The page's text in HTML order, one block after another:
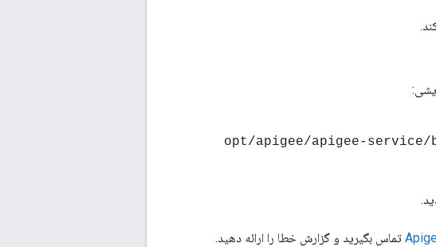
> /opt/apigee/apigee-
تماس بگیرید و گزارش خطا را ارائه دهید.